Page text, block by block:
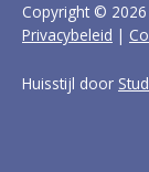
Copyright ©
Privacybeleid |
Huisstijl door